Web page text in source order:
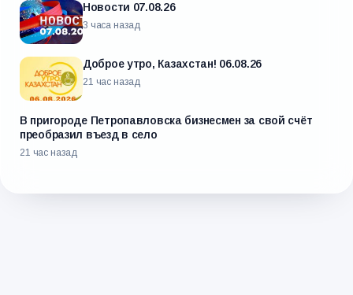
Новости 07.08.26
3 часа назад
Доброе утро, Казахстан! 06.08.26
21 час назад
В пригороде Петропавловска бизнесмен за свой счёт
преобразил въезд в село
21 час назад